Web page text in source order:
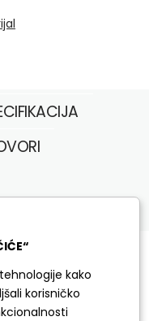
kako
korisničko